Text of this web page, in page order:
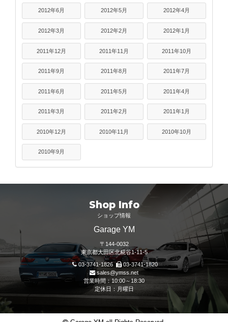
2012年6月 2012年5月 2012年4月
2012年3月 2012年2月 2012年1月
2011年12月 2011年11月 2011年10月
2011年9月 2011年8月 2011年7月
2011年6月 2011年5月 2011年4月
2011年3月 2011年2月 2011年1月
2010年12月 2010年11月 2010年10月
2010年9月
Shop Info
ショップ情報
Garage YM
〒144-0032
東京都大田区北糀谷1-11-5
03-3741-1826
03-3741-1820
sales@ymss.net
営業時間：10:00～18:30
定休日：月曜日